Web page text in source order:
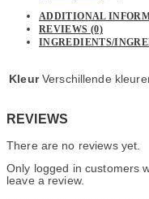
ADDITIONAL
REVIEWS (0)
INGREDIENTS/
Kleur Verschillende
REVIEWS
There are no reviews yet.
Only logged in customers
leave a review.